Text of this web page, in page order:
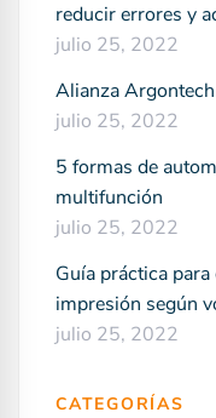
reducir errores y
julio 25, 2022
Alianza
julio 25, 2022
5 formas de
multifunción
julio 25, 2022
Guía práctica
impresión según
julio 25, 2022
CATEGORÍAS